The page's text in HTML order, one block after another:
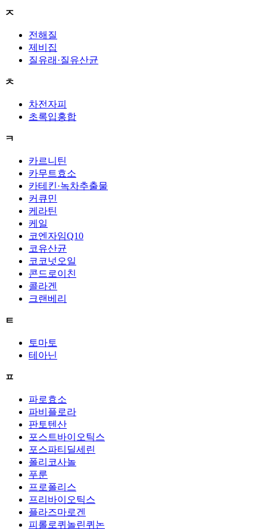
ㅈ
전해질
제비집
질유래·질유산균
ㅊ
차전자피
초록입홍합
ㅋ
카르니틴
카무트효소
카테킨·녹차추출물
커큐민
케라틴
케일
코엔자임Q10
코유산균
코코넛오일
콘드로이친
콜라겐
크랜베리
ㅌ
토마토
테아닌
ㅍ
파로효소
파비플로라
판토텐산
포스트바이오틱스
포스파티딜세린
폴리코사놀
푸룬
프로폴리스
프리바이오틱스
플라즈마로겐
피롤로퀴놀린퀴논